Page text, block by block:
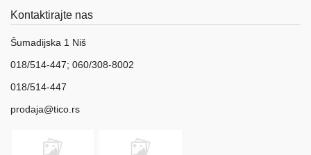
Kontaktirajte nas
Šumadijska 1 Niš
018/514-447; 060/308-8002
018/514-447
prodaja@tico.rs